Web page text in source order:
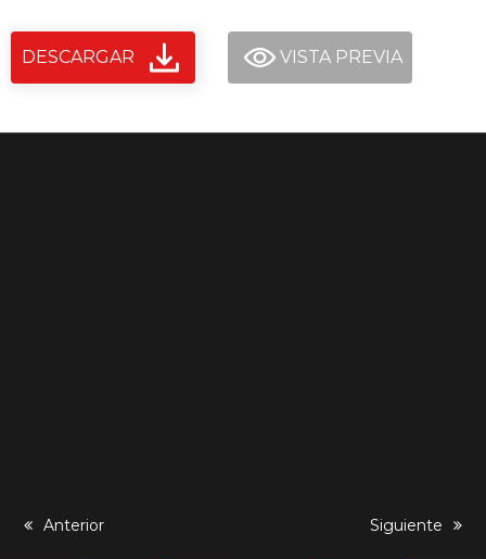
DESCARGAR VISTA PREVIA
previous
Anterior
next
Siguiente